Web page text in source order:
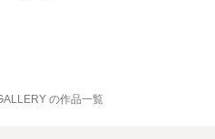
の作品一覧